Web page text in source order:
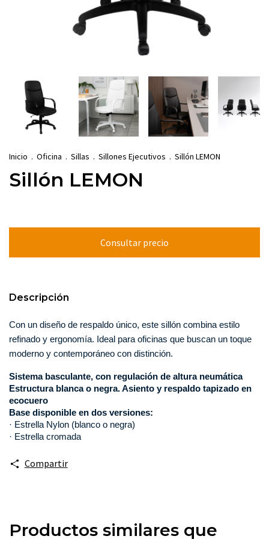
Inicio . Oficina . Sillas . Sillones Ejecutivos . Sillón LEMON
Sillón LEMON
Descripción
Con un diseño de respaldo único, este sillón combina estilo
refinado y ergonomía. Ideal para oficinas que buscan un toque
moderno y contemporáneo con distinción.
Sistema basculante, con regulación de altura neumática
Estructura blanca o negra. Asiento y respaldo tapizado en
ecocuero
Base disponible en dos versiones:
· Estrella Nylon (blanco o negra)
· Estrella cromada
Compartir
Productos similares que